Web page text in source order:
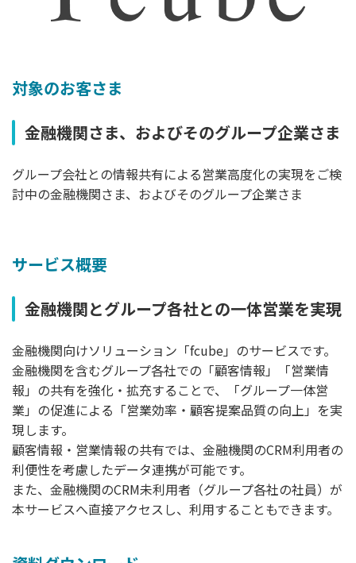
対象のお客さま
金融機関さま、およびそのグループ企業さま
グループ会社との情報共有による営業高度化の実現をご検
討中の金融機関さま、およびそのグループ企業さま
サービス概要
金融機関とグループ各社との一体営業を実現
金融機関向けソリューション「fcube」のサービスです。
金融機関を含むグループ各社での「顧客情報」「営業情
報」の共有を強化・拡充することで、「グループ一体営
業」の促進による「営業効率・顧客提案品質の向上」を実
現します。
顧客情報・営業情報の共有では、金融機関のCRM利用者の
利便性を考慮したデータ連携が可能です。
また、金融機関のCRM未利用者（グループ各社の社員）が
本サービスへ直接アクセスし、利用することもできます。